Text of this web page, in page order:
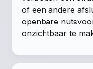
of een andere
openbare
onzichtbaar te